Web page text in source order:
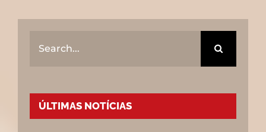
for:
ÚLTIMAS NOTÍCIAS